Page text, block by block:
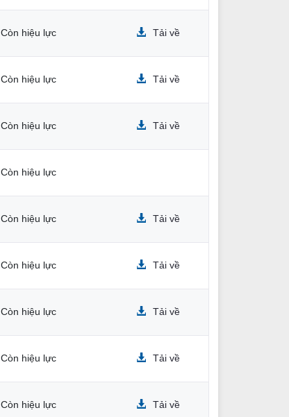
Còn hiệu lực Tải về
Còn hiệu lực Tải về
Còn hiệu lực Tải về
Còn hiệu lực
Còn hiệu lực Tải về
Còn hiệu lực Tải về
Còn hiệu lực Tải về
Còn hiệu lực Tải về
Còn hiệu lực Tải về